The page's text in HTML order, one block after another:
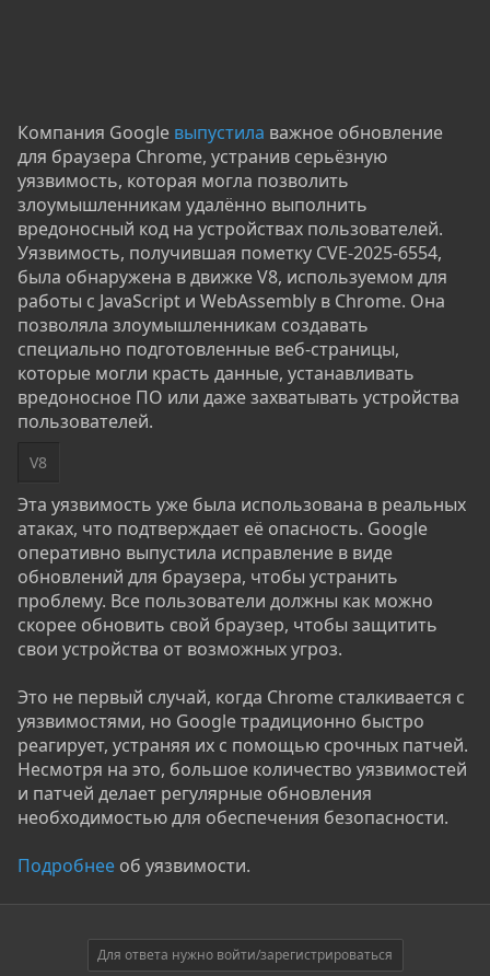
Компания Google выпустила важное обновление
для браузера Chrome, устранив серьёзную
уязвимость, которая могла позволить
злоумышленникам удалённо выполнить
вредоносный код на устройствах пользователей.
Уязвимость, получившая пометку CVE-2025-6554,
была обнаружена в движке V8, используемом для
работы с JavaScript и WebAssembly в Chrome. Она
позволяла злоумышленникам создавать
специально подготовленные веб-страницы,
которые могли красть данные, устанавливать
вредоносное ПО или даже захватывать устройства
пользователей.
V8
Эта уязвимость уже была использована в реальных
атаках, что подтверждает её опасность. Google
оперативно выпустила исправление в виде
обновлений для браузера, чтобы устранить
проблему. Все пользователи должны как можно
скорее обновить свой браузер, чтобы защитить
свои устройства от возможных угроз.
Это не первый случай, когда Chrome сталкивается с
уязвимостями, но Google традиционно быстро
реагирует, устраняя их с помощью срочных патчей.
Несмотря на это, большое количество уязвимостей
и патчей делает регулярные обновления
необходимостью для обеспечения безопасности.
Подробнее об уязвимости.
Для ответа нужно войти/зарегистрироваться